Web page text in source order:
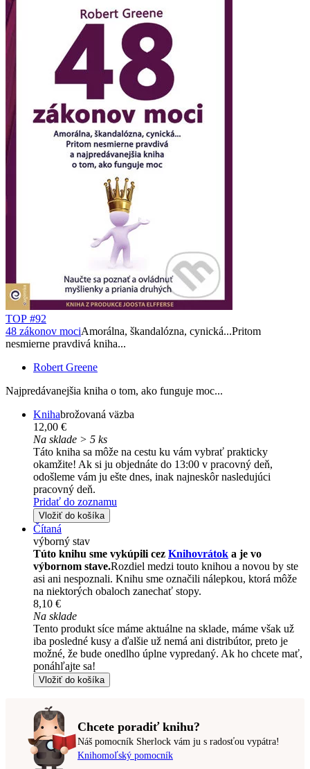
TOP #92
48 zákonov mociAmorálna, škandalózna, cynická...Pritom
nesmierne pravdivá kniha...
Robert Greene
Najpredávanejšia kniha o tom, ako funguje moc...
Knihabrožovaná väzba
12,00 €
Na sklade > 5 ks
Táto kniha sa môže na cestu ku vám vybrať prakticky
okamžite! Ak si ju objednáte do 13:00 v pracovný deň,
odošleme vám ju ešte dnes, inak najneskôr nasledujúci
pracovný deň.
Pridať do zoznamu
Vložiť do košíka
Čítaná
výborný stav
Túto knihu sme vykúpili cez Knihovrátok a je vo
výbornom stave.Rozdiel medzi touto knihou a novou by ste
asi ani nespoznali. Knihu sme označili nálepkou, ktorá môže
na niektorých obaloch zanechať stopy.
8,10 €
Na sklade
Tento produkt síce máme aktuálne na sklade, máme však už
iba posledné kusy a ďalšie už nemá ani distribútor, preto je
možné, že bude onedlho úplne vypredaný. Ak ho chcete mať,
ponáhľajte sa!
Vložiť do košíka
Chcete poradiť knihu?
Náš pomocník Sherlock vám ju s radosťou vypátra!
Knihomoľský pomocník